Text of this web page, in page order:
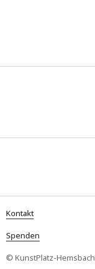
Kontakt
Spenden
© KunstPlatz-Hemsbach